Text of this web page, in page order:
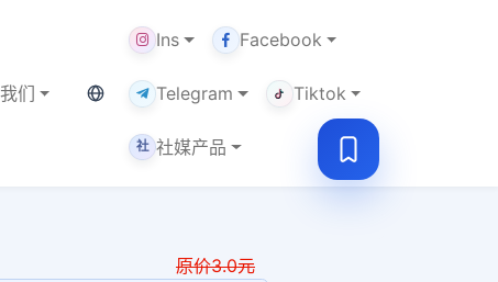
们 当前语言：中文
Ins Facebook
Telegram Tiktok
社 社媒产品
原价3.0元